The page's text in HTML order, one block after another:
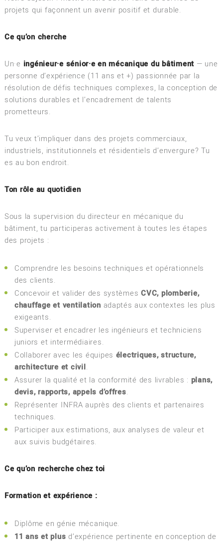
projets qui façonnent un avenir positif et durable.
Ce qu’on cherche
Un·e ingénieur·e sénior·e en mécanique du bâtiment — une
personne d’expérience (11 ans et +) passionnée par la
résolution de défis techniques complexes, la conception de
solutions durables et l’encadrement de talents
prometteurs.
Tu veux t’impliquer dans des projets commerciaux,
industriels, institutionnels et résidentiels d’envergure? Tu
es au bon endroit.
Ton rôle au quotidien
Sous la supervision du directeur en mécanique du
bâtiment, tu participeras activement à toutes les étapes
des projets :
Comprendre les besoins techniques et opérationnels
des clients.
Concevoir et valider des systèmesCVC, plomberie,
chauffage et ventilation adaptés aux contextes les plus
exigeants.
Superviser et encadrer les ingénieurs et techniciens
juniors et intermédiaires.
Collaborer avec les équipes électriques, structure,
architecture et civil.
Assurer la qualité et la conformité des livrables : plans,
devis, rapports, appels d’offres.
Représenter INFRA auprès des clients et partenaires
techniques.
Participer aux estimations, aux analyses de valeur et
aux suivis budgétaires.
Ce qu’on recherche chez toi
Formation et expérience :
Diplôme en génie mécanique.
11 ans et plus d’expérience pertinente en conception de